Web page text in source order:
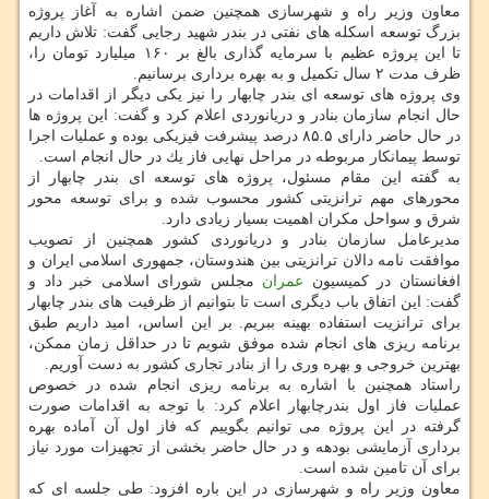
معاون وزیر راه و شهرسازی همچنین ضمن اشاره به آغاز پروژه
بزرگ توسعه اسكله های نفتی در بندر شهید رجایی گفت: تلاش داریم
تا این پروژه عظیم با سرمایه گذاری بالغ بر ۱۶۰ میلیارد تومان را،
ظرف مدت ۲ سال تكمیل و به بهره برداری برسانیم.
وی پروژه های توسعه ای بندر چابهار را نیز یكی دیگر از اقدامات در
حال انجام سازمان بنادر و دریانوردی اعلام كرد و گفت: این پروژه ها
در حال حاضر دارای ۸۵.۵ درصد پیشرفت فیزیكی بوده و عملیات اجرا
توسط پیمانكار مربوطه در مراحل نهایی فاز یك در حال انجام است.
به گفته این مقام مسئول، پروژه های توسعه ای بندر چابهار از
محورهای مهم ترانزیتی كشور محسوب شده و برای توسعه محور
شرق و سواحل مكران اهمیت بسیار زیادی دارد.
مدیرعامل سازمان بنادر و دریانوردی كشور همچنین از تصویب
موافقت نامه دالان ترانزیتی بین هندوستان، جمهوری اسلامی ایران و
افغانستان در كمیسیون عمران مجلس شورای اسلامی خبر داد و
گفت: این اتفاق باب دیگری است تا بتوانیم از ظرفیت های بندر چابهار
برای ترانزیت استفاده بهینه ببریم. بر این اساس، امید داریم طبق
برنامه ریزی های انجام شده موفق شویم تا در حداقل زمان ممكن،
بهترین خروجی و بهره وری را از بنادر تجاری كشور به دست آوریم.
راستاد همچنین با اشاره به برنامه ریزی انجام شده در خصوص
عملیات فاز اول بندرچابهار اعلام كرد: با توجه به اقدامات صورت
گرفته در این پروژه می توانیم بگوییم كه فاز اول آن آماده بهره
برداری آزمایشی بودهه و در حال حاضر بخشی از تجهیزات مورد نیاز
برای آن تامین شده است.
معاون وزیر راه و شهرسازی در این باره افزود: طی جلسه ای كه